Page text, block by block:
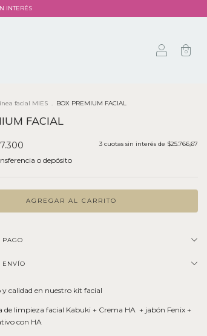
INTERÉS
0
facial MIES . BOX PREMIUM FACIAL
FACIAL
o depósito
3 cuotas sin interés de $25.766,67
ENVÍO
calidad en nuestro kit facial
de limpieza facial Kabuki + Crema HA + jabón Fenix +
con HA